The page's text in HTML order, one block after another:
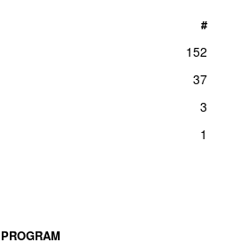
#
152
37
3
1
PROGRAM